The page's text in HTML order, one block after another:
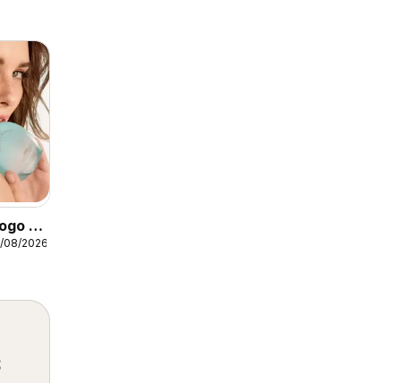
-
08/2026